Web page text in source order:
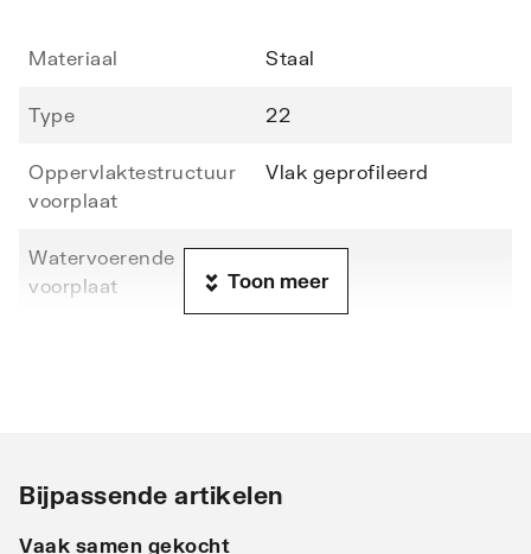
Materiaal Staal
Type 22
Oppervlaktestructuur
voorplaat
Vlak geprofileerd
Watervoerende
voorplaat
Nee
Warmteafgifte EN 442
20°C - 55/45
Toon meer
Bijpassende artikelen
Vaak samen gekocht